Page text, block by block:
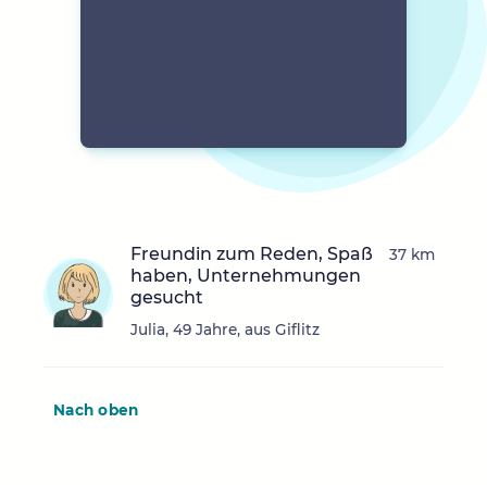
Freundin zum Reden, Spaß
haben, Unternehmungen
gesucht
Julia, 49 Jahre, aus Giflitz
37 km
Nach oben